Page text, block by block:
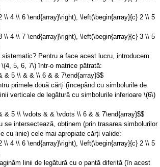
\\ 4 \\ 6 \end{array}\right), \left(\begin{array}{c} 2 \\ 5
\\ 4 \\ 7 \end{array}\right), \left(\begin{array}{c} 3 \\ 5
Pentru a face acest lucru, introducem
\(4, 5, 6, 7\) într-o matrice pătrată:
& 5 \\ & & \\ 6 & & 7\end{array}$$
primele două cărți (începând cu simbolurile de
verticale de legătură cu simbolurile inferioare \(6\)
& 5 \\ \vdots & & \vdots \\ 6 & & 7\end{array}$$
se intersectează, obținem (prin trasarea simbolurilor
cu linie) cele mai apropiate cărți valide:
\\ 4 \\ 6 \end{array}\right), \left(\begin{array}{c} 2 \\ 5
linii de legătură cu o pantă diferită (în acest